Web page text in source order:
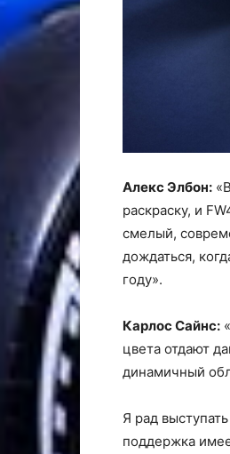
Алекс Элбон:
раскраску, и
смелый,
дождаться,
году».
Карлос Сайнс:
цвета отдают
динамичный
Я рад
поддержка